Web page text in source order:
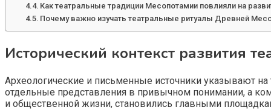
Как театральные традиции Месопотамии повлияли на
Почему важно изучать театральные ритуалы Древней
Исторический контекст развития
Археологические и письменные источники указывают
отдельные представления в привычном понимании, а
и общественной жизни, становились главными